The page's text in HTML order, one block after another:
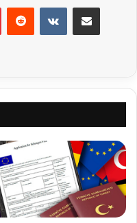
PinterestReddit VKontakteE-Posta ile paylaş